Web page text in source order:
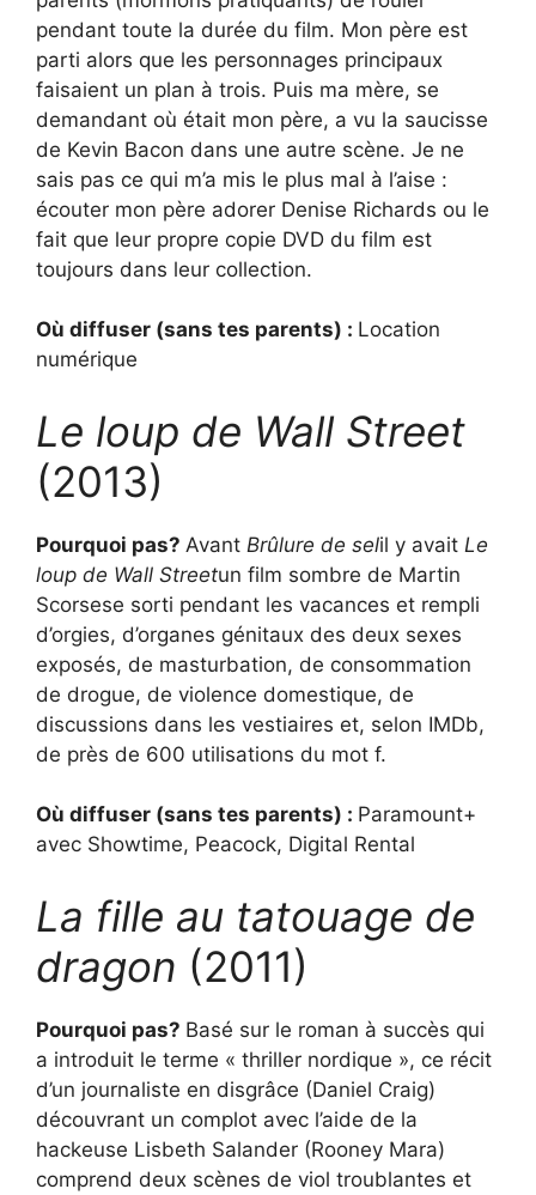
pendant toute la durée du film. Mon père est
parti alors que les personnages principaux
faisaient un plan à trois. Puis ma mère, se
demandant où était mon père, a vu la saucisse
de Kevin Bacon dans une autre scène. Je ne
sais pas ce qui m’a mis le plus mal à l’aise :
écouter mon père adorer Denise Richards ou le
fait que leur propre copie DVD du film est
toujours dans leur collection.
Où diffuser (sans tes parents) : Location
numérique
Le loup de Wall Street
(2013)
Pourquoi pas? Avant Brûlure de selil y avait Le
loup de Wall Streetun film sombre de Martin
Scorsese sorti pendant les vacances et rempli
d’orgies, d’organes génitaux des deux sexes
exposés, de masturbation, de consommation
de drogue, de violence domestique, de
discussions dans les vestiaires et, selon IMDb,
de près de 600 utilisations du mot f.
Où diffuser (sans tes parents) : Paramount+
avec Showtime, Peacock, Digital Rental
La fille au tatouage de
dragon (2011)
Pourquoi pas? Basé sur le roman à succès qui
a introduit le terme « thriller nordique », ce récit
d’un journaliste en disgrâce (Daniel Craig)
découvrant un complot avec l’aide de la
hackeuse Lisbeth Salander (Rooney Mara)
comprend deux scènes de viol troublantes et